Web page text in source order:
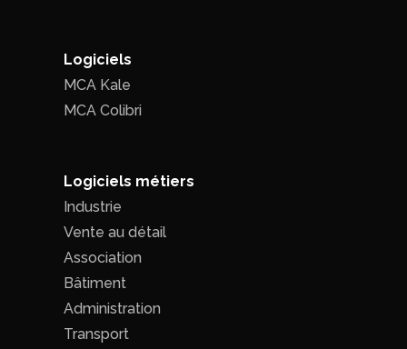
Logiciels
MCA Kale
MCA Colibri
Logiciels métiers
Industrie
Vente au détail
Association
Bâtiment
Administration
Transport